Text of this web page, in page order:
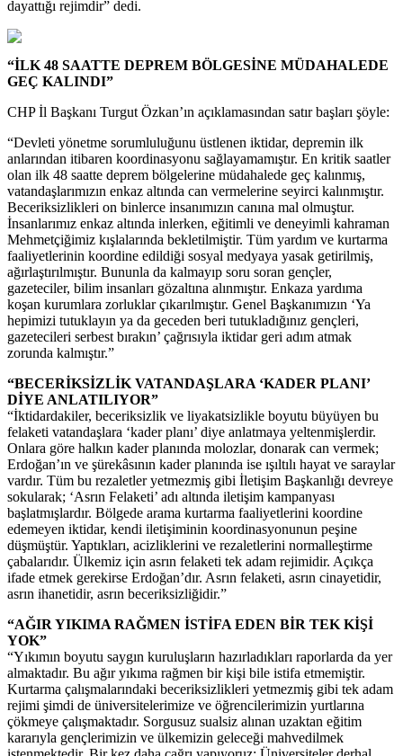
dayattığı rejimdir” dedi.
“İLK 48 SAATTE DEPREM BÖLGESİNE MÜDAHALEDE
GEÇ KALINDI”
CHP İl Başkanı Turgut Özkan’ın açıklamasından satır başları şöyle:
“Devleti yönetme sorumluluğunu üstlenen iktidar, depremin ilk
anlarından itibaren koordinasyonu sağlayamamıştır. En kritik saatler
olan ilk 48 saatte deprem bölgelerine müdahalede geç kalınmış,
vatandaşlarımızın enkaz altında can vermelerine seyirci kalınmıştır.
Beceriksizlikleri on binlerce insanımızın canına mal olmuştur.
İnsanlarımız enkaz altında inlerken, eğitimli ve deneyimli kahraman
Mehmetçiğimiz kışlalarında bekletilmiştir. Tüm yardım ve kurtarma
faaliyetlerinin koordine edildiği sosyal medyaya yasak getirilmiş,
ağırlaştırılmıştır. Bununla da kalmayıp soru soran gençler,
gazeteciler, bilim insanları gözaltına alınmıştır. Enkaza yardıma
koşan kurumlara zorluklar çıkarılmıştır. Genel Başkanımızın ‘Ya
hepimizi tutuklayın ya da geceden beri tutukladığınız gençleri,
gazetecileri serbest bırakın’ çağrısıyla iktidar geri adım atmak
zorunda kalmıştır.”
“BECERİKSİZLİK VATANDAŞLARA ‘KADER PLANI’
DİYE ANLATILIYOR”
“İktidardakiler, beceriksizlik ve liyakatsizlikle boyutu büyüyen bu
felaketi vatandaşlara ‘kader planı’ diye anlatmaya yeltenmişlerdir.
Onlara göre halkın kader planında molozlar, donarak can vermek;
Erdoğan’ın ve şürekâsının kader planında ise ışıltılı hayat ve saraylar
vardır. Tüm bu rezaletler yetmezmiş gibi İletişim Başkanlığı devreye
sokularak; ‘Asrın Felaketi’ adı altında iletişim kampanyası
başlatmışlardır. Bölgede arama kurtarma faaliyetlerini koordine
edemeyen iktidar, kendi iletişiminin koordinasyonunun peşine
düşmüştür. Yaptıkları, acizliklerini ve rezaletlerini normalleştirme
çabalarıdır. Ülkemiz için asrın felaketi tek adam rejimidir. Açıkça
ifade etmek gerekirse Erdoğan’dır. Asrın felaketi, asrın cinayetidir,
asrın ihanetidir, asrın beceriksizliğidir.”
“AĞIR YIKIMA RAĞMEN İSTİFA EDEN BİR TEK KİŞİ
YOK”
“Yıkımın boyutu saygın kuruluşların hazırladıkları raporlarda da yer
almaktadır. Bu ağır yıkıma rağmen bir kişi bile istifa etmemiştir.
Kurtarma çalışmalarındaki beceriksizlikleri yetmezmiş gibi tek adam
rejimi şimdi de üniversitelerimize ve öğrencilerimizin yurtlarına
çökmeye çalışmaktadır. Sorgusuz sualsiz alınan uzaktan eğitim
kararıyla gençlerimizin ve ülkemizin geleceği mahvedilmek